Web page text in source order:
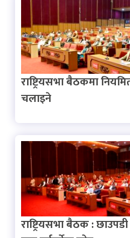
राष्ट्रियसभा बैठकमा
चलाइने
राष्ट्रियसभा बैठक :